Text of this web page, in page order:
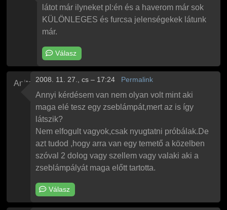
látot már ilyneket pl:én és a haverom már sok
KÜLÖNLEGES és furcsa jelenségekek látunk
már.
Válasz
Anita 2008. 11. 27., cs – 17:24 Permalink
Annyi kérdésem van nem olyan volt mint aki
maga elé tesz egy zseblámpát,mert az is így
látszik?
Nem elfogult vagyok,csak nyugtatni próbálak.De
azt tudod ,hogy arra van egy temető a közelben
szóval 2 dolog vagy szellem vagy valaki aki a
zseblámpályát maga előtt tartotta.
Válasz